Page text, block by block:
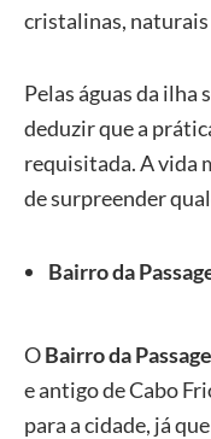
cristalinas,
Pelas águas da ilha
deduzir que a
requisitada. A vida
de surpreender
Bairro da
OBairro da
e antigo de Cabo
para a cidade, já